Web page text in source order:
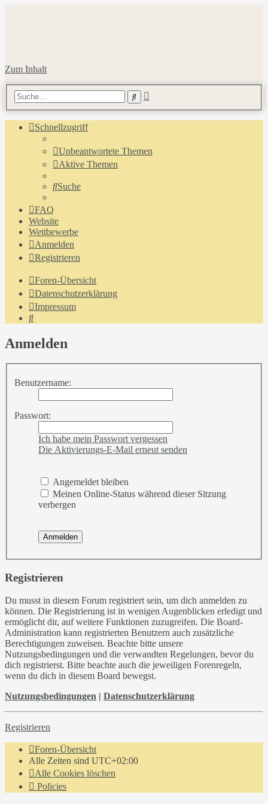
Zum Inhalt
Suche
Schnellzugriff
Unbeantwortete Themen
Aktive Themen
Suche
FAQ
Website
Wettbewerbe
Anmelden
Registrieren
Foren-Übersicht
Datenschutzerklärung
Impressum
Suche
Anmelden
Benutzername:
Passwort:
Ich habe mein Passwort vergessen
Die Aktivierungs-E-Mail erneut senden
Angemeldet bleiben
Meinen Online-Status während dieser Sitzung
verbergen
Registrieren
Du musst in diesem Forum registriert sein, um dich anmelden zu
können. Die Registrierung ist in wenigen Augenblicken erledigt und
ermöglicht dir, auf weitere Funktionen zuzugreifen. Die Board-
Administration kann registrierten Benutzern auch zusätzliche
Berechtigungen zuweisen. Beachte bitte unsere
Nutzungsbedingungen und die verwandten Regelungen, bevor du
dich registrierst. Bitte beachte auch die jeweiligen Forenregeln,
wenn du dich in diesem Board bewegst.
Nutzungsbedingungen | Datenschutzerklärung
Registrieren
Foren-Übersicht
Alle Zeiten sind UTC+02:00
Alle Cookies löschen
Policies